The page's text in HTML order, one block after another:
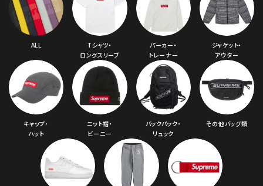
ALL
Tシャツ・
ロングスリーブ
パーカー・
トレーナー
ジャケット・
アウター
キャップ・
ハット
ニット帽・
ビーニー
バックパック・
リュック
その他バッグ類